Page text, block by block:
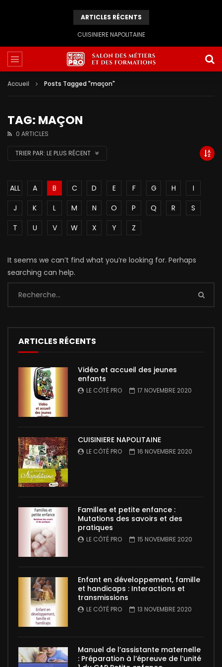
ARTICLES RÉCENTS
CUISINIERE NAPOLITAINE
Accueil Posts Tagged "maçon"
TAG: MAÇON
0 ARTICLES
TRIER PAR: LE PLUS RÉCENT
ALL A B C D E F G H
I
J
K L M N O P Q R
S
T
U V W X Y Z
It seems we can’t find what you’re looking for. Perhaps
searching can help.
ARTICLES RÉCENTS
Vidéo et accueil des jeunes
enfants
LE CÔTÉ PRO 17 NOVEMBRE 2020
CUISINIERE NAPOLITAINE
LE CÔTÉ PRO 16 NOVEMBRE 2020
Familles et petite enfance :
Mutations des savoirs et des
pratiques
LE CÔTÉ PRO 15 NOVEMBRE 2020
Enfant en développement, famille
et handicaps : Interactions et
transmissions
LE CÔTÉ PRO 13 NOVEMBRE 2020
Manuel de l’assistante maternelle
: Préparation à l’épreuve de l’unité